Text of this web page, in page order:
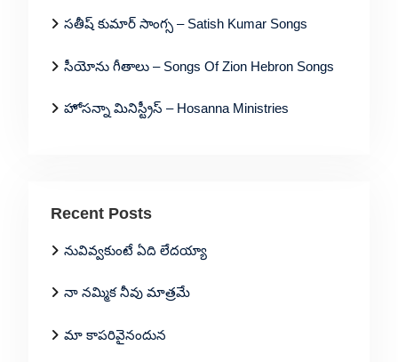
సతీష్ కుమార్ సాంగ్స – Satish Kumar Songs
సీయోను గీతాలు – Songs Of Zion Hebron Songs
హోసన్నా మినిస్ట్రీస్ – Hosanna Ministries
Recent Posts
నువివ్వకుంటే ఏది లేదయ్యా
నా నమ్మిక నీవు మాత్రమే
మా కాపరివైనందున